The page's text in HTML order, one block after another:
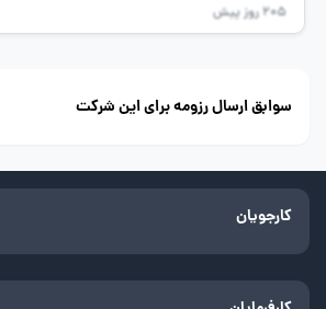
205 روز پیش
سوابق ارسال رزومه برای این شرکت
کارجویان